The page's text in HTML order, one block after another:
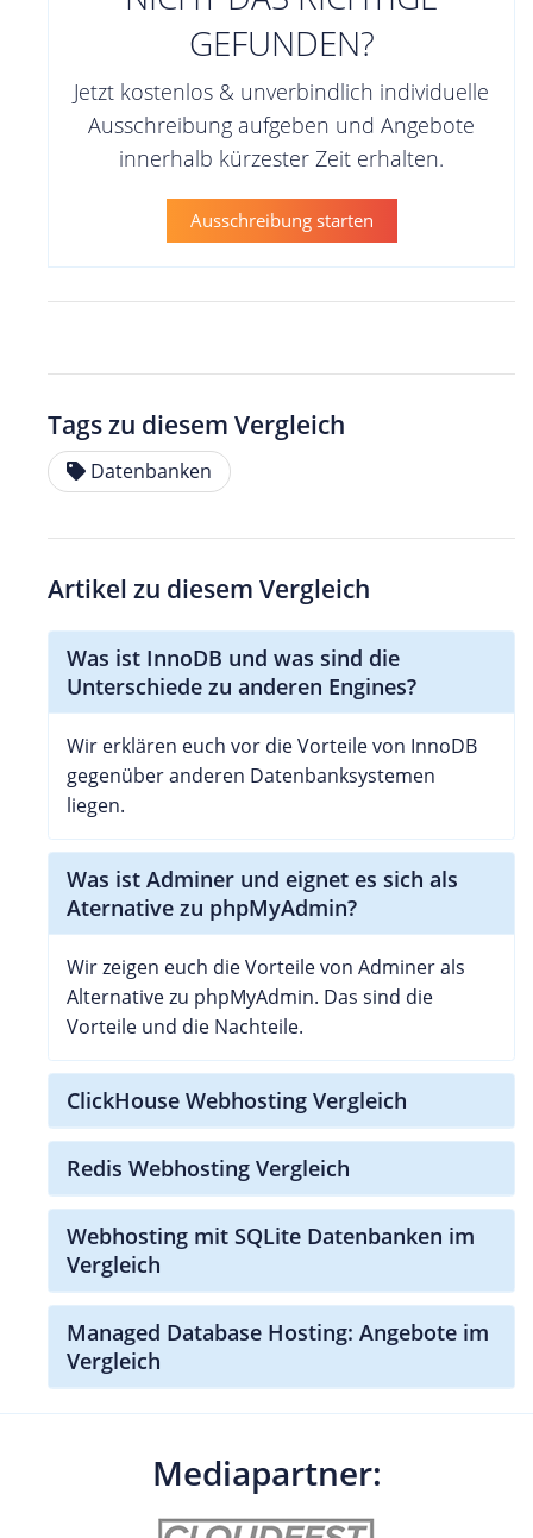
GEFUNDEN?
Jetzt kostenlos & unverbindlich individuelle
Ausschreibung aufgeben und Angebote
innerhalb kürzester Zeit erhalten.
Ausschreibung starten
Tags zu diesem Vergleich
Datenbanken
Artikel zu diesem Vergleich
Was ist InnoDB und was sind die
Unterschiede zu anderen Engines?
Wir erklären euch vor die Vorteile von InnoDB
gegenüber anderen Datenbanksystemen
liegen.
Was ist Adminer und eignet es sich als
Aternative zu phpMyAdmin?
Wir zeigen euch die Vorteile von Adminer als
Alternative zu phpMyAdmin. Das sind die
Vorteile und die Nachteile.
ClickHouse Webhosting Vergleich
Redis Webhosting Vergleich
Webhosting mit SQLite Datenbanken im
Vergleich
Managed Database Hosting: Angebote im
Vergleich
Mediapartner: